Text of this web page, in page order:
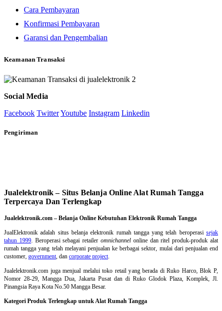
Cara Pembayaran
Konfirmasi Pembayaran
Garansi dan Pengembalian
Keamanan Transaksi
Social Media
Facebook TwitterYoutube Instagram Linkedin
Pengiriman
Jualelektronik – Situs Belanja Online Alat Rumah Tangga
Terpercaya Dan Terlengkap
Jualelektronik.com – Belanja Online Kebutuhan Elektronik Rumah Tangga
JualElektronik adalah situs belanja elektronik rumah tanggayang telah beroperasisejak
tahun 1999. Beroperasi sebagai retaileromnichannel online dan ritel produk-produk alat
rumah tangga yang telah melayani penjualan ke berbagai sektor, mulai dari penjualan end
customer, government, dan corporate project.
Jualelektronik.com juga menjual melalui toko retail yang berada di Ruko Harco, Blok P,
Nomor 28-29, Mangga Dua, Jakarta Pusat dan di Ruko Glodok Plaza, Komplek, Jl.
Pinangsia Raya Kota No.50 Mangga Besar.
Kategori Produk Terlengkap untuk Alat Rumah Tangga